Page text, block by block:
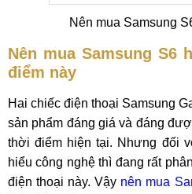
Nên mua Samsung
Nên mua Samsung S6
điểm này
Hai chiếc điện thoại Samsung
sản phẩm đáng giá và đáng
thời điểm hiện tại. Nhưng đối
hiểu công nghệ thì đang rất
điện thoại này. Vậy nên mua